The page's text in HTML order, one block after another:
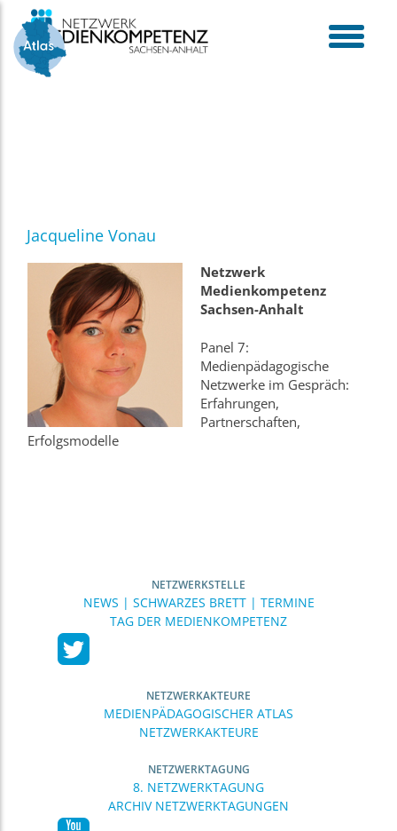
toggle
menu
Skip
content
Jacqueline Vonau
Netzwerk
Medienkompetenz
Sachsen-Anhalt
Panel 7:
Medienpädagogische
Netzwerke im Gespräch:
Erfahrungen,
Partnerschaften,
Erfolgsmodelle
NETZWERKSTELLE
NEWS | SCHWARZES BRETT | TERMINE
TAG DER MEDIENKOMPETENZ
NETZWERKAKTEURE
MEDIENPÄDAGOGISCHER ATLAS
NETZWERKAKTEURE
NETZWERKTAGUNG
8. NETZWERKTAGUNG
ARCHIV NETZWERKTAGUNGEN